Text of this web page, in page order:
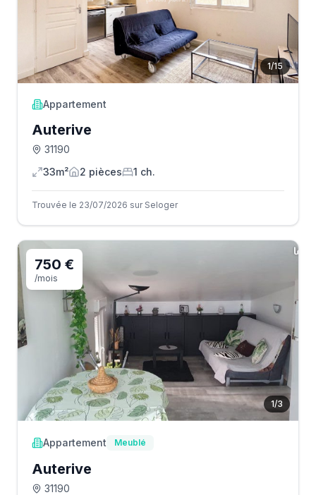
1/15
Appartement
Auterive
31190
33m²
2 pièces 1 ch.
Trouvée le 23/07/2026 sur Seloger
1/3
750 €
/mois
Appartement Meublé
Auterive
31190